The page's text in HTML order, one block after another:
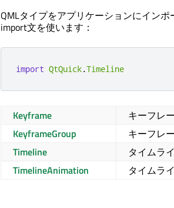
QMLタイプをアプリケーションにイン
import文を使います：
import QtQuick.Timeline
Keyframe
キーフレ
KeyframeGroup
キーフレ
Timeline
タイムラ
TimelineAnimation
タイムラ